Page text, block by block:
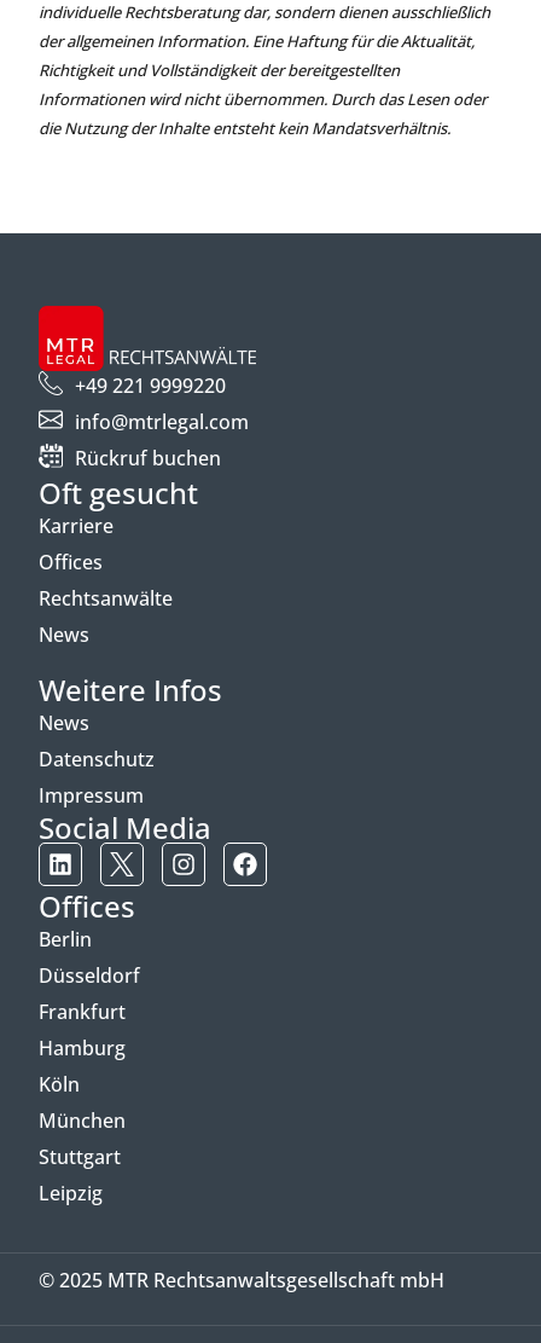
individuelle Rechtsberatung dar, sondern dienen ausschließlich
der allgemeinen Information. Eine Haftung für die Aktualität,
Richtigkeit und Vollständigkeit der bereitgestellten
Informationen wird nicht übernommen. Durch das Lesen oder
die Nutzung der Inhalte entsteht kein Mandatsverhältnis.
+49 221 9999220
info@mtrlegal.com
Rückruf buchen
Oft gesucht
Karriere
Offices
Rechtsanwälte
News
Weitere Infos
News
Datenschutz
Impressum
Social Media
Offices
Berlin
Düsseldorf
Frankfurt
Hamburg
Köln
München
Stuttgart
Leipzig
© 2025 MTR Rechtsanwaltsgesellschaft mbH